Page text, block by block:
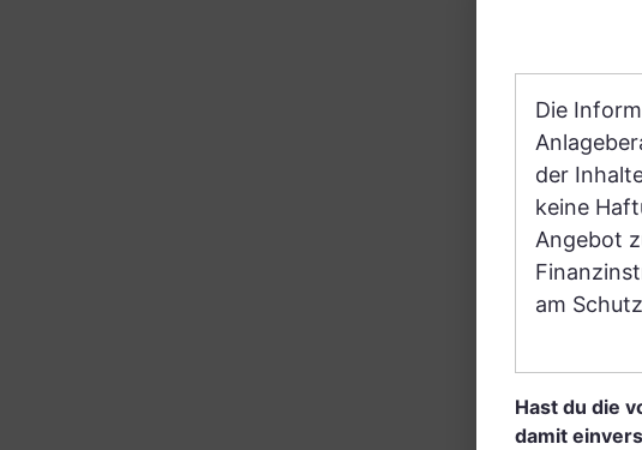
Die
der
keine
Angebot
am
Hast du die
damit